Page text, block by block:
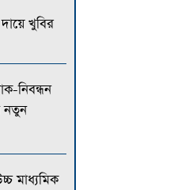
খুবির
নিবন্ধন
নতুন
মাধ্যমিক